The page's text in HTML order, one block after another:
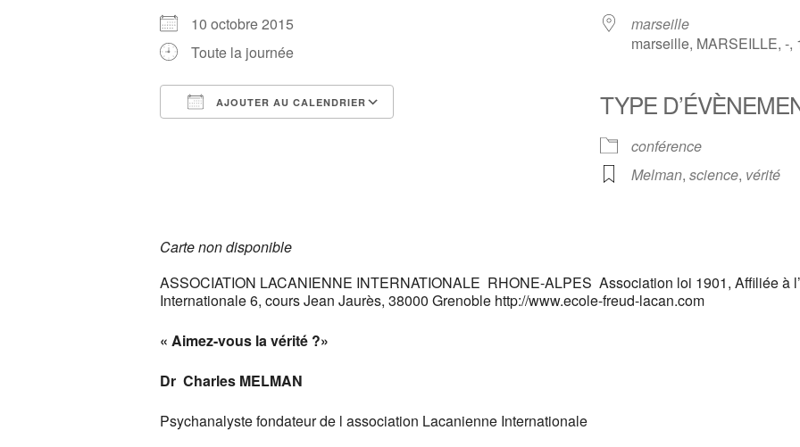
10 octobre 2015
Toute la journée
AJOUTER AU CALENDRIER
marseille
marseille, MARSEILLE, -,
TYPE
conférence
Melman, science, vérité
Carte non disponible
ASSOCIATION LACANIENNE INTERNATIONALE RHONE-ALPES Association loi 1901, Affiliée à
Internationale 6, cours Jean Jaurès, 38000 Grenoble http://www.ecole-freud-lacan.com
« Aimez-vous la vérité ?»
Dr Charles MELMAN
Psychanalyste fondateur de l association Lacanienne Internationale